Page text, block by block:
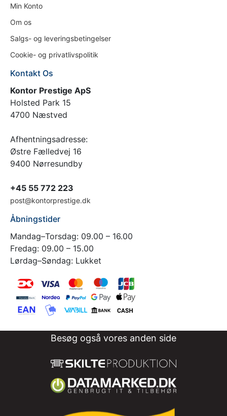
Min Konto
Om os
Salgs- og leveringsbetingelser
Cookie- og privatlivspolitik
Kontakt Os
Kontor Prestige ApS
Holsted Park 15
4700 Næstved
Afhentningsadresse:
Østre Fælledvej 16
9400 Nørresundby
+45 55 772 223
post@kontorprestige.dk
Åbningstider
Mandag–Torsdag: 09.00 – 16.00
Fredag: 09.00 – 15.00
Lørdag–Søndag: Lukket
Besøg også vores anden side